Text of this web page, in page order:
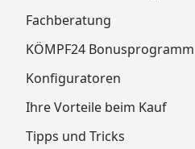
Fachberatung
KÖMPF24 Bonusprogramm
Konfiguratoren
Ihre Vorteile beim Kauf
Tipps und Tricks